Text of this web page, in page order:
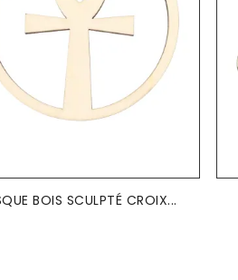
BOIS SCULPTÉ CROIX...